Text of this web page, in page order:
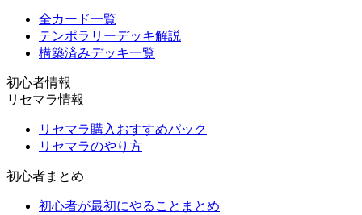
全カード一覧
テンポラリーデッキ解説
構築済みデッキ一覧
初心者情報
リセマラ情報
リセマラ購入おすすめパック
リセマラのやり方
初心者まとめ
初心者が最初にやることまとめ